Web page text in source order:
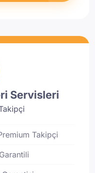
Servisleri
Takipçi